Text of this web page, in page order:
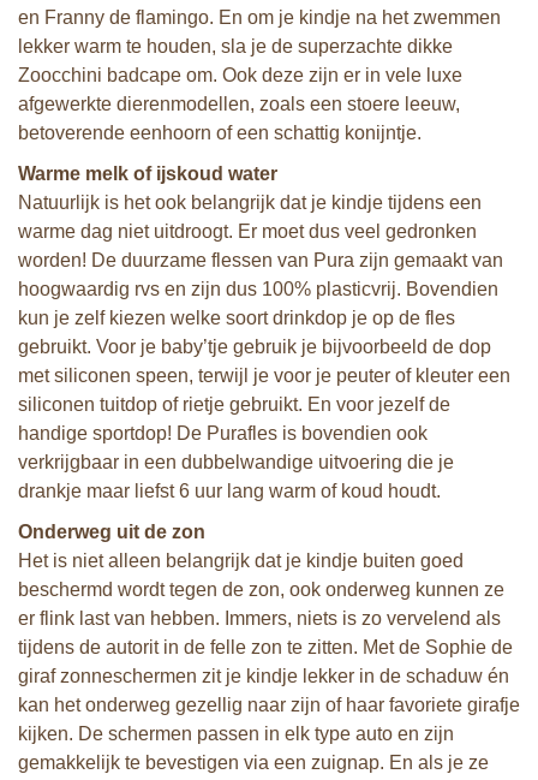
en Franny de flamingo. En om je kindje na het zwemmen
lekker warm te houden, sla je de superzachte dikke
Zoocchini badcape om. Ook deze zijn er in vele luxe
afgewerkte dierenmodellen, zoals een stoere leeuw,
betoverende eenhoorn of een schattig konijntje.
Warme melk of ijskoud water
Natuurlijk is het ook belangrijk dat je kindje tijdens een
warme dag niet uitdroogt. Er moet dus veel gedronken
worden! De duurzame flessen van Pura zijn gemaakt van
hoogwaardig rvs en zijn dus 100% plasticvrij. Bovendien
kun je zelf kiezen welke soort drinkdop je op de fles
gebruikt. Voor je baby’tje gebruik je bijvoorbeeld de dop
met siliconen speen, terwijl je voor je peuter of kleuter een
siliconen tuitdop of rietje gebruikt. En voor jezelf de
handige sportdop! De Purafles is bovendien ook
verkrijgbaar in een dubbelwandige uitvoering die je
drankje maar liefst 6 uur lang warm of koud houdt.
Onderweg uit de zon
Het is niet alleen belangrijk dat je kindje buiten goed
beschermd wordt tegen de zon, ook onderweg kunnen ze
er flink last van hebben. Immers, niets is zo vervelend als
tijdens de autorit in de felle zon te zitten. Met de Sophie de
giraf zonneschermen zit je kindje lekker in de schaduw én
kan het onderweg gezellig naar zijn of haar favoriete girafje
kijken. De schermen passen in elk type auto en zijn
gemakkelijk te bevestigen via een zuignap. En als je ze